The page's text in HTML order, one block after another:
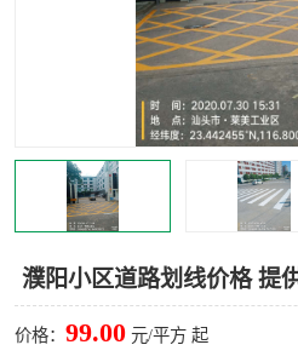
濮阳小区道路划线价格 提
价格： 99.00 元/平方 起